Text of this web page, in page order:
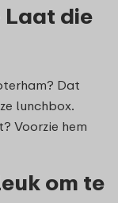
Laat die
Dat
lunchbox.
Voorzie hem
om te